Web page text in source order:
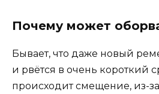
Почему может
Бывает, что даже новый
и рвётся в очень короткий
происходит смещение, из-